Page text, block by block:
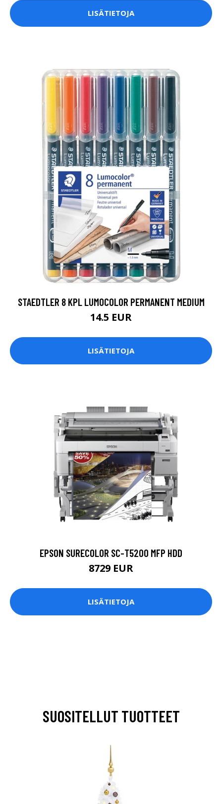
LISÄTIETOJA
STAEDTLER 8 KPL LUMOCOLOR PERMANENT MEDIUM
14.5 EUR
LISÄTIETOJA
EPSON SURECOLOR SC-T5200 MFP HDD
8729 EUR
LISÄTIETOJA
SUOSITELLUT TUOTTEET